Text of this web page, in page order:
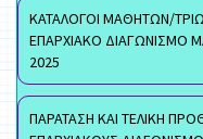
ΚΑΤΑΛΟΓΟΙ ΜΑΘΗΤΩΝ/
ΕΠΑΡΧΙΑΚΟ ΔΙΑΓΩΝΙΣΜΟ
2025
ΠΑΡΑΤΑΣΗ ΚΑΙ ΤΕΛΙΚΗ